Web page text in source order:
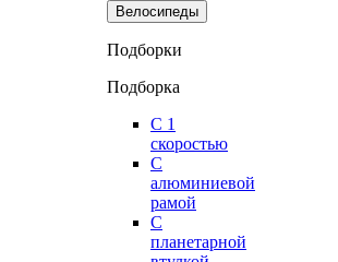
Велосипеды
Подборки
Подборка
С 1
скоростью
С
алюминиевой
рамой
С
планетарной